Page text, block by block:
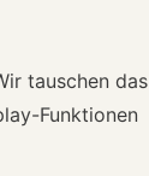
tauschen das
Funktionen